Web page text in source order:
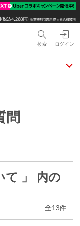
検索 ログイン
問
て 」 内の
全13件